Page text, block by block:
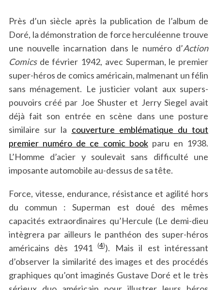
Près d’un siècle après la publication de l’album de
Doré, la démonstration de force herculéenne trouve
une nouvelle incarnation dans le numéro d’Action
Comicsde février 1942, avec Superman, le premier
super-héros de comics américain, malmenant un félin
sans ménagement. Le justicier volant aux supers-
pouvoirs créé par Joe Shuster et Jerry Siegel avait
déjà fait son entrée en scène dans une posture
similaire sur la couverture emblématique du tout
premier numéro de ce comic bookparu en 1938.
L’Homme d’acier y soulevait sans difficulté une
imposante automobile au-dessus de sa tête.
Force, vitesse, endurance, résistance et agilité hors
du commun : Superman est doué des mêmes
capacités extraordinaires qu’Hercule (Le demi-dieu
intègrera par ailleurs le panthéon des super-héros
américains dès 1941(4)). Mais il est intéressant
d’observer la similarité des images et des procédés
graphiques qu’ont imaginés Gustave Doré et le très